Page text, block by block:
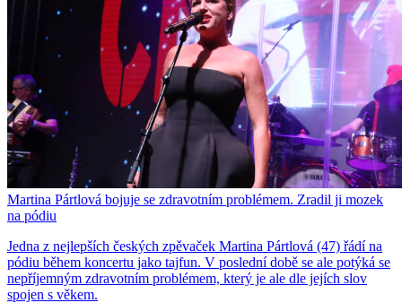
Martina Pártlová bojuje se zdravotním problémem. Zradil ji mozek
na pódiu
Jedna z nejlepších českých zpěvaček Martina Pártlová (47) řádí na
pódiu během koncertu jako tajfun. V poslední době se ale potýká se
nepříjemným zdravotním problémem, který je ale dle jejích slov
spojen s věkem.